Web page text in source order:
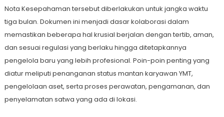
Nota Kesepahaman tersebut diberlakukan untuk jangka waktu
tiga bulan. Dokumen ini menjadi dasar kolaborasi dalam
memastikan beberapa hal krusial berjalan dengan tertib, aman,
dan sesuai regulasi yang berlaku hingga ditetapkannya
pengelola baru yang lebih profesional. Poin-poin penting yang
diatur meliputi penanganan status mantan karyawan YMT,
pengelolaan aset, serta proses perawatan, pengamanan, dan
penyelamatan satwa yang ada di lokasi.